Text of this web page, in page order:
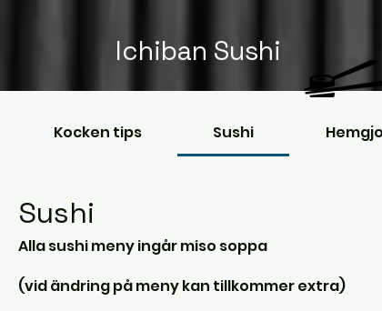
Ichiban Sushi
Kocken tips Sushi
Sushi
Alla sushi meny ingår miso soppa
(vid ändring på meny kan tillkommer extra)